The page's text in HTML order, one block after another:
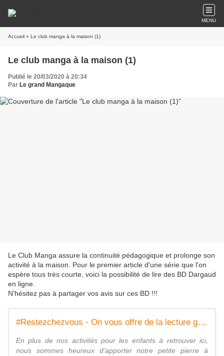
MENU
Accueil » Le club manga à la maison (1)
Le club manga à la maison (1)
Publié le 20/03/2020 à 20:34
Par Le grand Mangaque
Le Club Manga assure la continuité pédagogique et prolonge son
activité à la maison. Pour le premier article d'une série que l'on
espère tous très courte, voici la possibilité de lire des BD Dargaud
en ligne.
N'hésitez pas à partager vos avis sur ces BD !!!
#Restezchezvous - On vous offre de la lecture gratuite !
En plus de nos activités pour les enfants à retrouver ici,
nous sommes heureux d'apporter notre petite pierre à